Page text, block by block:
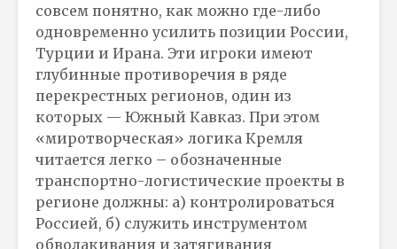
совсем понятно, как можно где-либо
одновременно усилить позиции России,
Турции и Ирана. Эти игроки имеют
глубинные противоречия в ряде
перекрестных регионов, один из
которых — Южный Кавказ. При этом
«миротворческая» логика Кремля
читается легко – обозначенные
транспортно-логистические проекты в
регионе должны: а) контролироваться
Россией, б) служить инструментом
обволакивания и затягивания